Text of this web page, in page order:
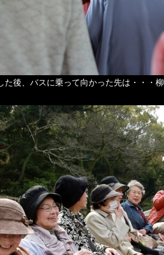
後、バスに乗って向かった先は・・・柳